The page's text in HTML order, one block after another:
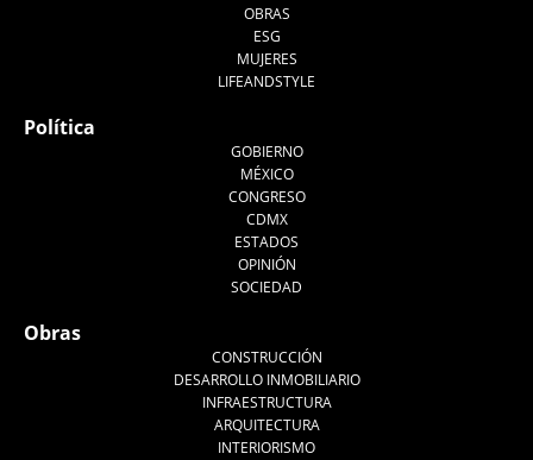
OBRAS
ESG
MUJERES
LIFEANDSTYLE
Política
GOBIERNO
MÉXICO
CONGRESO
CDMX
ESTADOS
OPINIÓN
SOCIEDAD
Obras
CONSTRUCCIÓN
DESARROLLO INMOBILIARIO
INFRAESTRUCTURA
ARQUITECTURA
INTERIORISMO